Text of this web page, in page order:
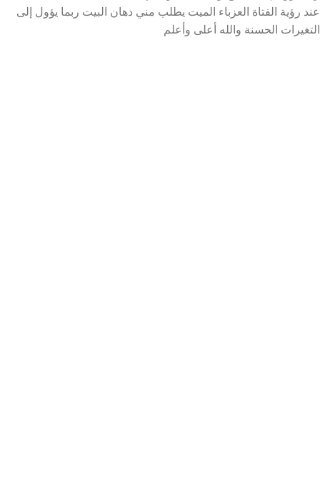
عند رؤية الفتاة العزباء الميت يطلب مني دهان البيت ربما يؤول إلى
التغيرات الحسنة والله أعلى وأعلم